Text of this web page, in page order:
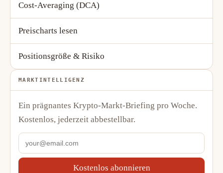
Cost-Averaging (DCA)
Preischarts lesen
Positionsgröße & Risiko
MARKTINTELLIGENZ
Ein prägnantes Krypto-Markt-Briefing pro Woche.
Kostenlos, jederzeit abbestellbar.
Kostenlos abonnieren